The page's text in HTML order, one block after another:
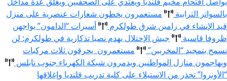
بالسواتر الترابية
مستعمرون يخطون شعارات عنصرية على منزل
قيد الإنشاء في رامين شرق طولكرم
أسيرات “الدامون” يواجهن
ظروفا قاسية
جيش الإحتلال يهدم نصبا تذكارية في طولكرم: لن
نسمح بتمجيد “المخربين”
مستعمرون يحرقون ثلاث مركبات
ويهاجمون منازل المواطنين ويدمرون شبكة الكهرباء جنوب نابلس
“الأونروا” تحذر من الاستيلاء على كلية تدريب قلنديا وإغلاقها